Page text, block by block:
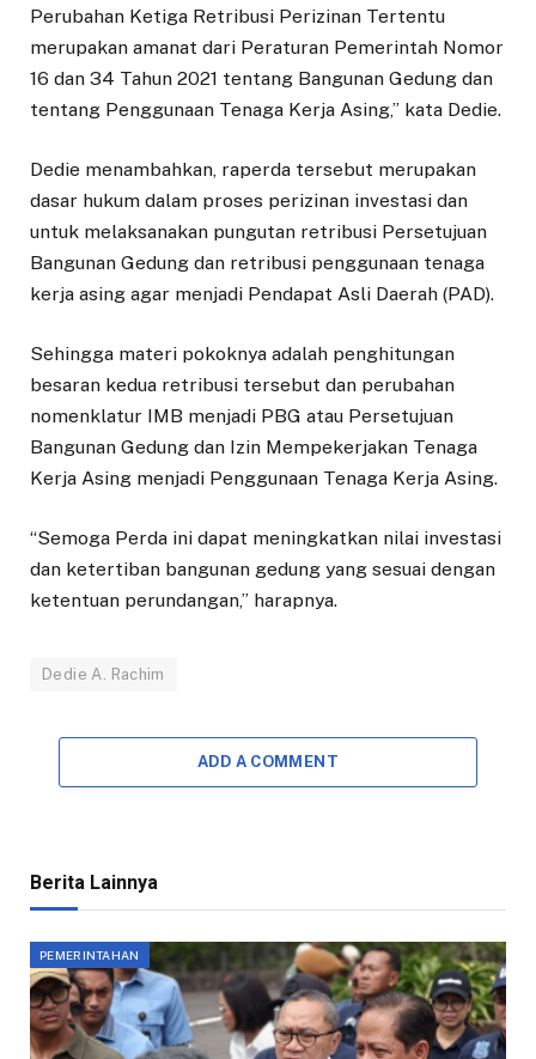
Perubahan Ketiga Retribusi Perizinan Tertentu
merupakan amanat dari Peraturan Pemerintah Nomor
16 dan 34 Tahun 2021 tentang Bangunan Gedung dan
tentang Penggunaan Tenaga Kerja Asing,” kata Dedie.
Dedie menambahkan, raperda tersebut merupakan
dasar hukum dalam proses perizinan investasi dan
untuk melaksanakan pungutan retribusi Persetujuan
Bangunan Gedung dan retribusi penggunaan tenaga
kerja asing agar menjadi Pendapat Asli Daerah (PAD).
Sehingga materi pokoknya adalah penghitungan
besaran kedua retribusi tersebut dan perubahan
nomenklatur IMB menjadi PBG atau Persetujuan
Bangunan Gedung dan Izin Mempekerjakan Tenaga
Kerja Asing menjadi Penggunaan Tenaga Kerja Asing.
“Semoga Perda ini dapat meningkatkan nilai investasi
dan ketertiban bangunan gedung yang sesuai dengan
ketentuan perundangan,” harapnya.
Dedie A. Rachim
ADD A COMMENT
Berita Lainnya
PEMERINTAHAN